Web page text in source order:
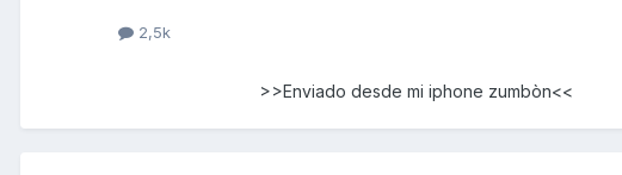
2,5k
>>Enviado desde mi iphone zumbòn<<